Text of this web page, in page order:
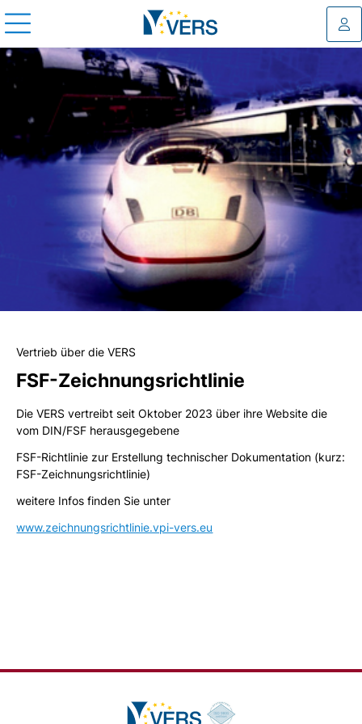
Vertrieb über die VERS
FSF-Zeichnungsrichtlinie
Die VERS vertreibt seit Oktober 2023 über ihre Website die
vom DIN/FSF herausgegebene
FSF-Richtlinie zur Erstellung technischer Dokumentation (kurz:
FSF-Zeichnungsrichtlinie)
weitere Infos finden Sie unter
www.zeichnungsrichtlinie.vpi-vers.eu